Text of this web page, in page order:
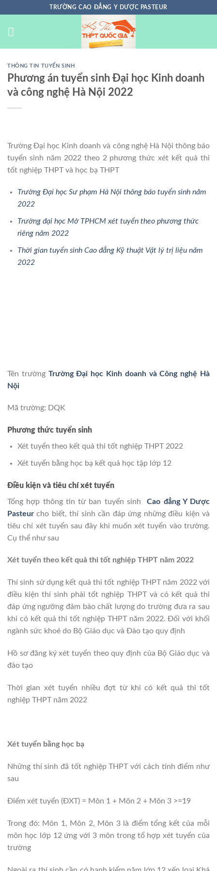
nội
TRƯỜNG CAO ĐẲNG Y DƯỢC PASTEUR
THÔNG TIN TUYỂN SINH
Phương án tuyển sinh Đại học Kinh doanh
và công nghệ Hà Nội 2022
Trường Đại học Kinh doanh và công nghệ Hà Nội thông báo
tuyển sinh năm 2022 theo 2 phương thức xét kết quả thi
tốt nghiệp THPT và học bạ THPT
Trường Đại học Sư phạm Hà Nội thông báo tuyển sinh năm
2022
Trường đại học Mở TPHCM xét tuyển theo phương thức
riêng năm 2022
Thời gian tuyển sinh Cao đẳng Kỹ thuật Vật lý trị liệu năm
2022
Tên trường Trường Đại học Kinh doanh và Công nghệ Hà
Nội
Mã trường: DQK
Phương thức tuyển sinh
Xét tuyển theo kết quả thi tốt nghiệp THPT 2022
Xét tuyển bằng học bạ kết quả học tập lớp 12
Điều kiện và tiêu chí xét tuyển
Tổng hợp thông tin từ ban tuyển sinhCao đẳng Y Dược
Pasteur cho biết, thí sinh cần đáp ứng những điều kiện và
tiêu chí xét tuyển sau đây khi muốn xét tuyển vào trường.
Cụ thể như sau
Xét tuyển theo kết quả thi tốt nghiệp THPT năm 2022
Thí sinh sử dụng kết quả thi tốt nghiệp THPT năm 2022 với
điều kiện thí sinh phải tốt nghiệp THPT và có kết quả thi
đáp ứng ngưỡng đảm bảo chất lượng do trường đưa ra sau
khi có kết quả thi tốt nghiệp THPT năm 2022. Đối với khối
ngành sức khoẻ do Bộ Giáo dục và Đào tạo quy định
Hồ sơ đăng ký xét tuyển theo quy định của Bộ Giáo dục và
đào tạo
Thời gian xét tuyển nhiều đợt từ khi có kết quả thi tốt
nghiệp THPT năm 2022
Xét tuyển bằng học bạ
Những thí sinh đã tốt nghiệp THPT với cách tính điểm như
sau
Điểm xét tuyển (ĐXT) = Môn 1 + Môn 2 + Môn 3 >=19
Trong đó: Môn 1, Môn 2, Môn 3 là điểm tổng kết của mỗi
môn học lớp 12 ứng với 3 môn trong tổ hợp xét tuyển của
trường